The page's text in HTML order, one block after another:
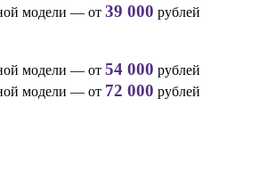
модели — от 39 000 рублей
модели — от 54 000 рублей
модели — от 72 000 рублей